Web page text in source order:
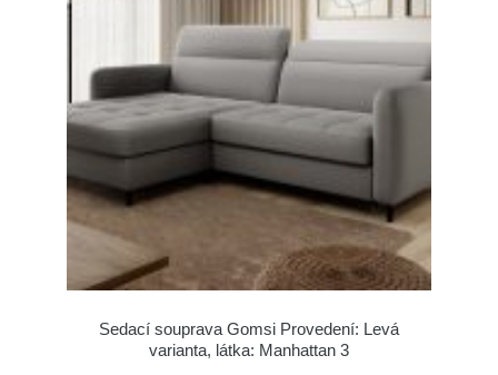
Sedací souprava Gomsi Provedení: Levá
varianta, látka: Manhattan 3